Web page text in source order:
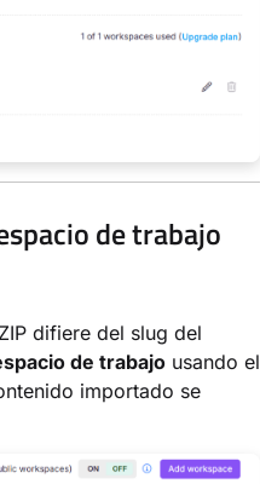
de trabajo
difiere del slug del
de trabajo usando el
importado se